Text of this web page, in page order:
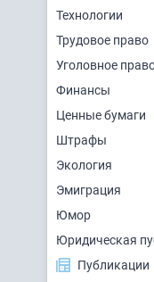
Технологии
Трудовое право
Уголовное
Финансы
Ценные бумаги
Штрафы
Экология
Эмиграция
Юмор
Юридическая
Публикации